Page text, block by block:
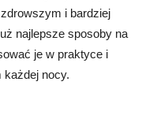
i bardziej
najlepsze sposoby na
je w praktyce i
nocy.